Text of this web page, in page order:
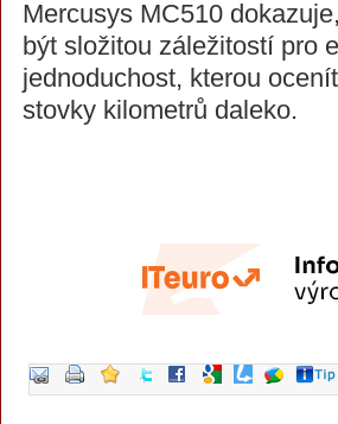
Mercusys MC510
být složitou záležitostí pro
jednoduchost, kterou
stovky kilometrů daleko.